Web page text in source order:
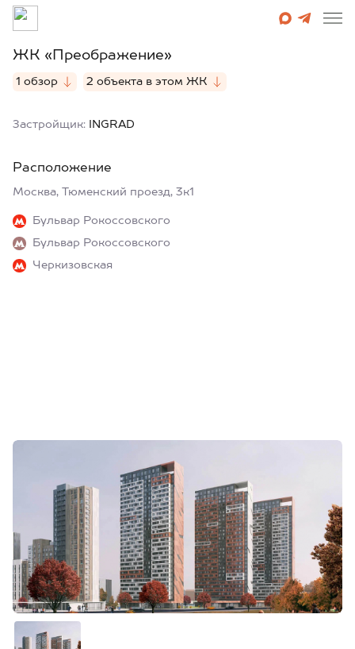
ЖК «Преображение»
1 обзор 2 объекта в этом ЖК
Застройщик: INGRAD
Расположение
Москва, Тюменский проезд, 3к1
Бульвар Рокоссовского
Бульвар Рокоссовского
Черкизовская